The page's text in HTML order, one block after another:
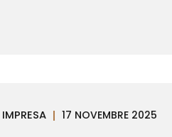
una delle principali criticità nei
offre un servizio strutturato
17 NOVEMBRE 2025